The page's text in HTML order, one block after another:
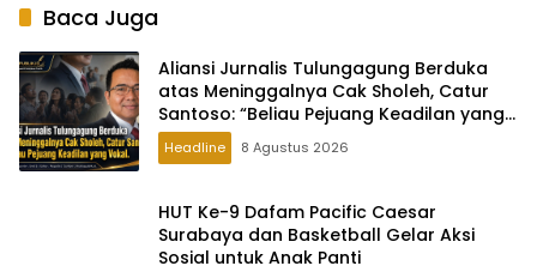
Baca Juga
Aliansi Jurnalis Tulungagung Berduka
atas Meninggalnya Cak Sholeh, Catur
Santoso: “Beliau Pejuang Keadilan yang
Vokal
Headline 8 Agustus 2026
HUT Ke-9 Dafam Pacific Caesar
Surabaya dan Basketball Gelar Aksi
Sosial untuk Anak Panti